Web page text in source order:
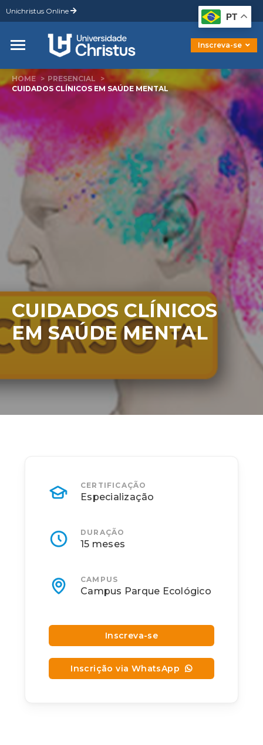
Unichristus Online
Inscreva-se
Graduação
Pós-Graduação
Mestrado
Doutorado
HOME
PRESENCIAL
CUIDADOS CLÍNICOS EM SAÚDE MENTAL
CUIDADOS CLÍNICOS
EM SAÚDE MENTAL
CERTIFICAÇÃO
Especialização
DURAÇÃO
15 meses
CAMPUS
Campus Parque Ecológico
Inscreva-se
Inscrição via WhatsApp
PT